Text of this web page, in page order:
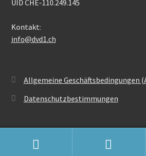
UID CHE-110.249.145
Kontakt:
info@dvd1.ch
Allgemeine Geschäftsbedingungen
Datenschutzbestimmungen